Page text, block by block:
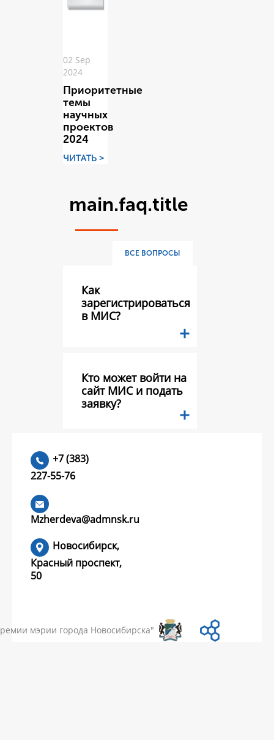
02 Sep
2024
Приоритетные
темы
научных
проектов
2024
ЧИТАТЬ >
main.faq.title
ВСЕ ВОПРОСЫ
Как
зарегистрироваться
в МИС?
Кто может войти на
сайт МИС и подать
заявку?
Какие документы
+7 (383)
227-55-76
Mzherdeva@admnsk.ru
Новосибирск,
Красный проспект,
50
мэрии города Новосибирска"